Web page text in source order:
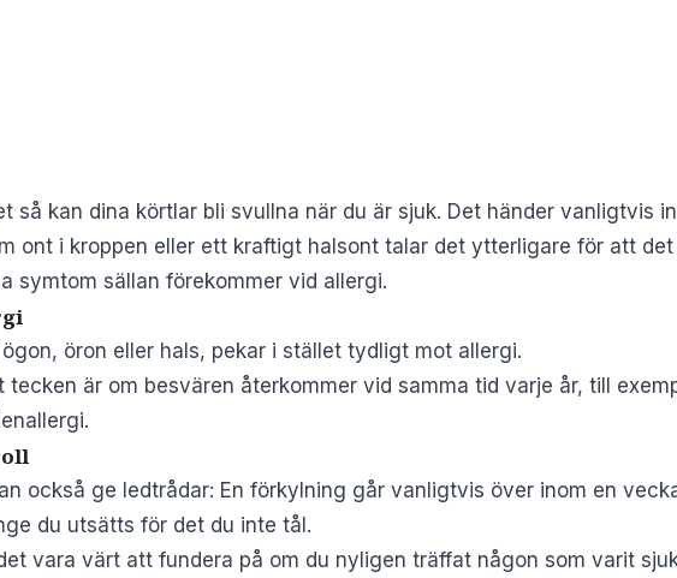
så kan dina körtlar bli svullna när du är sjuk. Det händer vanligtvis
ont i kroppen eller ett kraftigt halsont talar det ytterligare för att
symtom sällan förekommer vid allergi.
öron eller hals, pekar i stället tydligt mot allergi.
tecken är om besvären återkommer vid samma tid varje år, till
också ge ledtrådar: En förkylning går vanligtvis över inom en
du utsätts för det du inte tål.
vara värt att fundera på om du nyligen träffat någon som varit